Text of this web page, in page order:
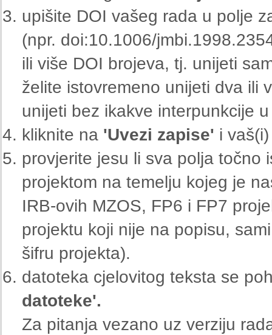
upišite DOI vašeg rada u polje
(npr. doi:10.1006/
ili više DOI brojeva, tj. unijeti
želite istovremeno unijeti dva ili
unijeti bez ikakve interpunkcije
kliknite na 'Uvezi zapise' i
provjerite jesu li sva polja točno
projektom na temelju kojeg je
IRB-ovih MZOS, FP6 i FP7
projektu koji nije na popisu,
šifru projekta).
datoteka cjelovitog teksta se
datoteke'.
Za pitanja vezano uz verziju